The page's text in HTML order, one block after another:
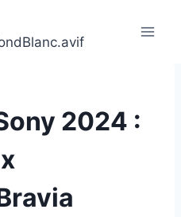
2024 :